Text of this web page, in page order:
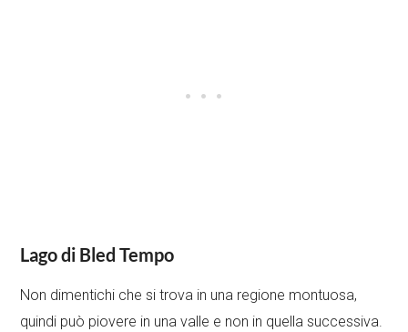
Lago di Bled Tempo
Non dimentichi che si trova in una regione montuosa,
quindi può piovere in una valle e non in quella successiva.